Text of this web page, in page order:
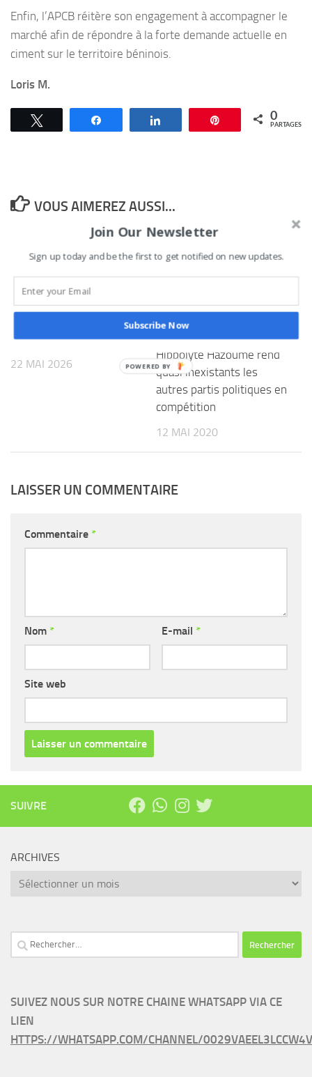
Enfin, l’APCB réitère son engagement à accompagner le
marché afin de répondre à la forte demande actuelle en
ciment sur le territoire béninois.
Loris M.
Épingle 0
PARTAGES
VOUS AIMEREZ AUSSI...
Porto-Novo : La
Social dresse le bilan de
Talon et appelle à un
président élu
22 MAI 2026
Campagne électorale à
Sèmè -Podji: L’honorable
Hippolyte Hazoumè rend
quasi inexistants les
autres partis politiques en
compétition
12 MAI 2020
LAISSER UN COMMENTAIRE
Commentaire *
Nom * E-mail *
Site web
SUIVRE
ARCHIVES
Archives
Rechercher :
SUIVEZ NOUS SUR NOTRE CHAINE WHATSAPP VIA CE
LIEN
HTTPS://WHATSAPP.COM/CHANNEL/
Join Our Newsletter
Sign up today and be the first to get notified on new updates.
Subscribe Now